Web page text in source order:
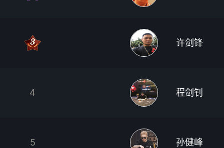
许剑锋
4 程剑钊
5 孙健峰